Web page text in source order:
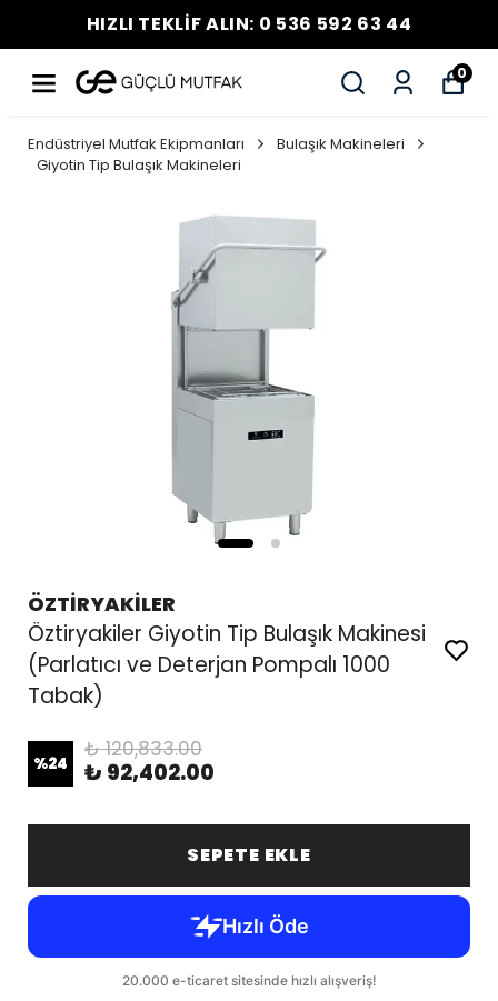
HIZLI TEKLİF ALIN: 0 536 592 63 44
0
Endüstriyel Mutfak Ekipmanları
Bulaşık Makineleri
Giyotin Tip Bulaşık Makineleri
ÖZTİRYAKİLER
Öztiryakiler Giyotin Tip Bulaşık Makinesi
(Parlatıcı ve Deterjan Pompalı 1000
Tabak)
%24
₺ 120,833.00
₺ 92,402.00
SEPETE EKLE